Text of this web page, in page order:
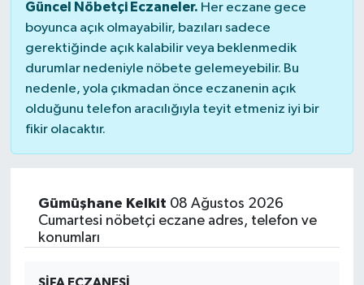
Güncel Nöbetçi Eczaneler. Her eczane gece
boyunca açık olmayabilir, bazıları sadece
gerektiğinde açık kalabilir veya beklenmedik
durumlar nedeniyle nöbete gelemeyebilir. Bu
nedenle, yola çıkmadan önce eczanenin açık
olduğunu telefon aracılığıyla teyit etmeniz iyi bir
fikir olacaktır.
Gümüşhane Kelkit 08 Ağustos 2026
Cumartesi nöbetçi eczane adres, telefon ve
konumları
ŞİFA ECZANESİ